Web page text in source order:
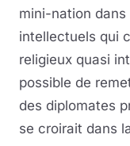
mini-nation
intellectuels qui
religieux quasi
possible de
des diplomates
se croirait dans